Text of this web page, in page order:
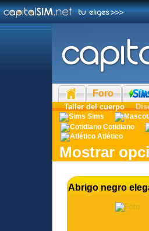
Foro
Taller del cuerpo
Sims
Cotidiano
Atlético
Mostrar
Abrigo negro